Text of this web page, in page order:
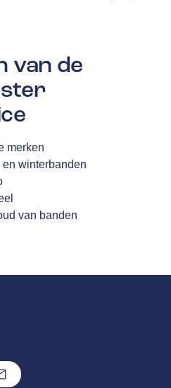
van de
merken
winterbanden
van banden